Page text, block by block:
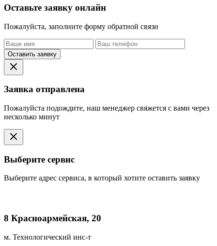
Оставьте заявку онлайн
Пожалуйста, заполните форму обратной связи
Оставить заявку
Заявка отправлена
Пожалуйста подождите, наш менеджер свяжется с вами через
несколько минут
Выберите сервис
Выберите адрес сервиса, в который хотите оставить заявку
8 Красноармейская, 20
м. Технологический инс-т